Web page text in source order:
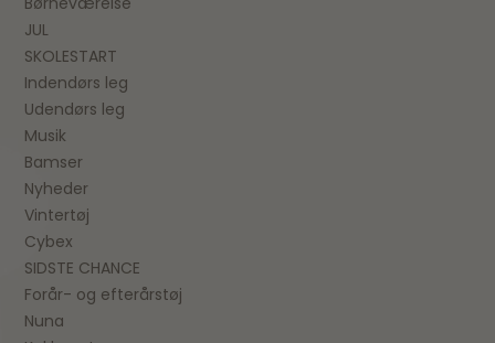
JUL
SKOLESTART
Indendørs leg
Udendørs leg
Musik
Bamser
Nyheder
Vintertøj
Cybex
SIDSTE CHANCE
Forår- og efterårstøj
Nuna